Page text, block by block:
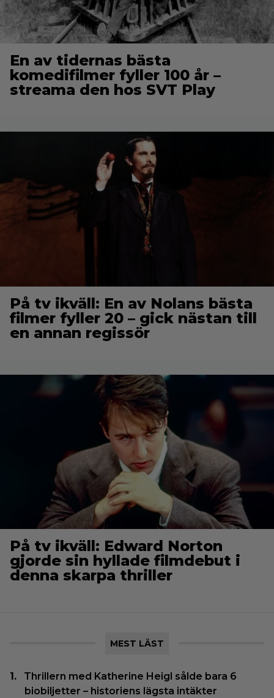
En av tidernas bästa
komedifilmer fyller 100 år –
streama den hos SVT Play
På tv ikväll: En av Nolans bästa
filmer fyller 20 – gick nästan till
en annan regissör
På tv ikväll: Edward Norton
gjorde sin hyllade filmdebut i
denna skarpa thriller
MEST LÄST
Thrillern med Katherine Heigl sålde bara 6
biobiljetter – historiens lägsta intäkter